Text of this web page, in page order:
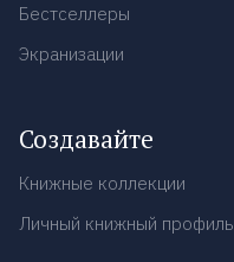
Бестселлеры
Экранизации
Создавайте
Книжные коллекции
Личный книжный профиль